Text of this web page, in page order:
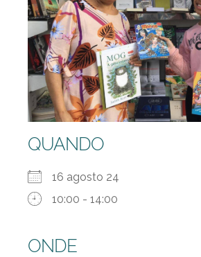
QUANDO
16 agosto 24
10:00 - 14:00
ONDE